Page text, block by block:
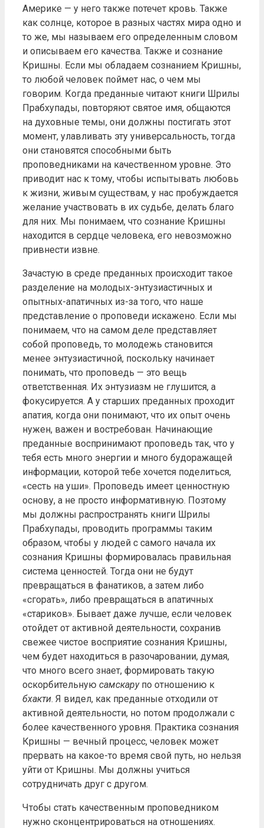
Америке — у него также потечет кровь. Также
как солнце, которое в разных частях мира одно и
то же, мы называем его определенным словом
и описываем его качества. Также и сознание
Кришны. Если мы обладаем сознанием Кришны,
то любой человек поймет нас, о чем мы
говорим. Когда преданные читают книги Шрилы
Прабхупады, повторяют святое имя, общаются
на духовные темы, они должны постигать этот
момент, улавливать эту универсальность, тогда
они становятся способными быть
проповедниками на качественном уровне. Это
приводит нас к тому, чтобы испытывать любовь
к жизни, живым существам, у нас пробуждается
желание участвовать в их судьбе, делать благо
для них. Мы понимаем, что сознание Кришны
находится в сердце человека, его невозможно
привнести извне.
Зачастую в среде преданных происходит такое
разделение на молодых-энтузиастичных и
опытных-апатичных из-за того, что наше
представление о проповеди искажено. Если мы
понимаем, что на самом деле представляет
собой проповедь, то молодежь становится
менее энтузиастичной, поскольку начинает
понимать, что проповедь — это вещь
ответственная. Их энтузиазм не глушится, а
фокусируется. А у старших преданных проходит
апатия, когда они понимают, что их опыт очень
нужен, важен и востребован. Начинающие
преданные воспринимают проповедь так, что у
тебя есть много энергии и много будоражащей
информации, которой тебе хочется поделиться,
«сесть на уши». Проповедь имеет ценностную
основу, а не просто информативную. Поэтому
мы должны распространять книги Шрилы
Прабхупады, проводить программы таким
образом, чтобы у людей с самого начала их
сознания Кришны формировалась правильная
система ценностей. Тогда они не будут
превращаться в фанатиков, а затем либо
«сгорать», либо превращаться в апатичных
«стариков». Бывает даже лучше, если человек
отойдет от активной деятельности, сохранив
свежее чистое восприятие сознания Кришны,
чем будет находиться в разочаровании, думая,
что много всего знает, формировать такую
оскорбительную самскарупо отношению к
бхакти. Я видел, как преданные отходили от
активной деятельности, но потом продолжали с
более качественного уровня. Практика сознания
Кришны — вечный процесс, человек может
прервать на какое-то время свой путь, но нельзя
уйти от Кришны. Мы должны учиться
сотрудничать друг с другом.
Чтобы стать качественным проповедником
нужно сконцентрироваться на отношениях.